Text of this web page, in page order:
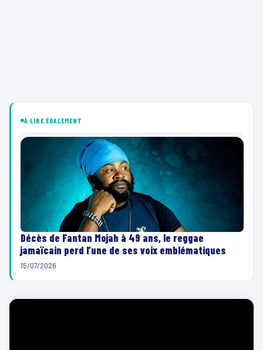
À LIRE ÉGALEMENT
Décès de Fantan Mojah à 49 ans, le reggae
jamaïcain perd l’une de ses voix emblématiques
15/07/2026